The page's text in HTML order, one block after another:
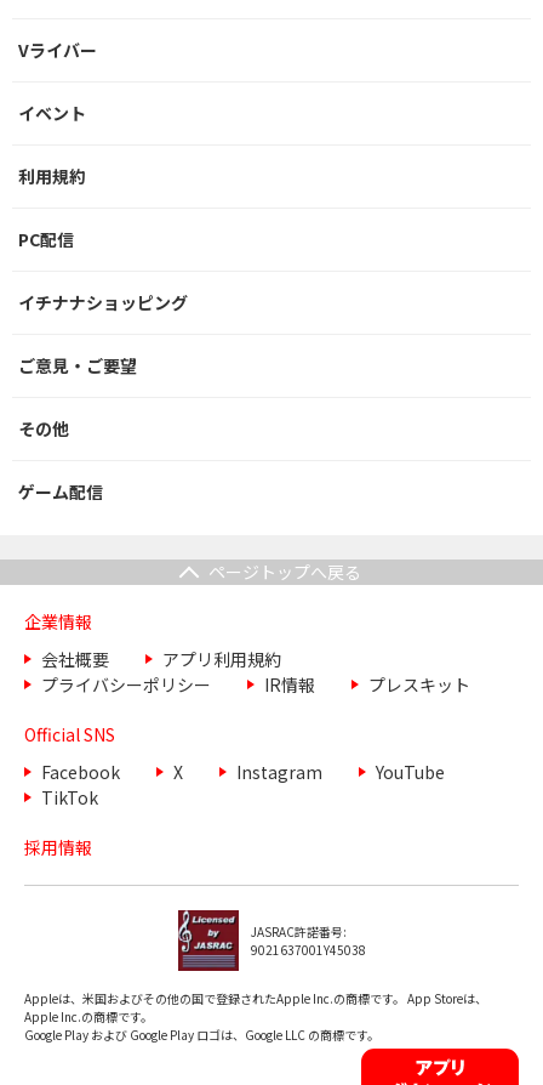
Vライバー
イベント
利用規約
PC配信
イチナナショッピング
ご意見・ご要望
その他
ゲーム配信
ページトップへ戻る
企業情報
会社概要
アプリ利用規約
プライバシーポリシー
IR情報 プレスキット
Official SNS
Facebook
X Instagram
YouTube
TikTok
採用情報
JASRAC許諾番号:
9021637001Y45038
Appleは、米国およびその他の国で登録されたApple Inc.の商標です。 App Storeは、
Apple Inc.の商標です。
Google Play および Google Play ロゴは、Google LLC の商標です。